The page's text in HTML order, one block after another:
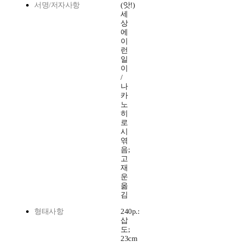
서명/저자사항
(앗!)
세
상
에
이
런
일
이
/
나
카
노
히
로
시
엮
음;
고
재
운
옮
김
형태사항
240p.:
삽
도;
23cm